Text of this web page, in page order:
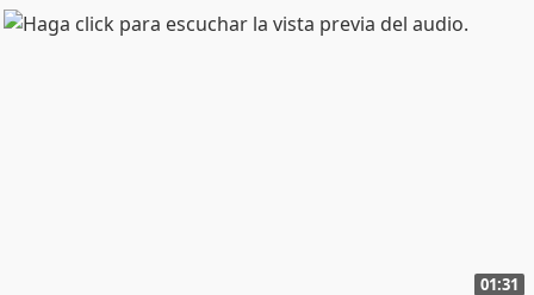
01:31